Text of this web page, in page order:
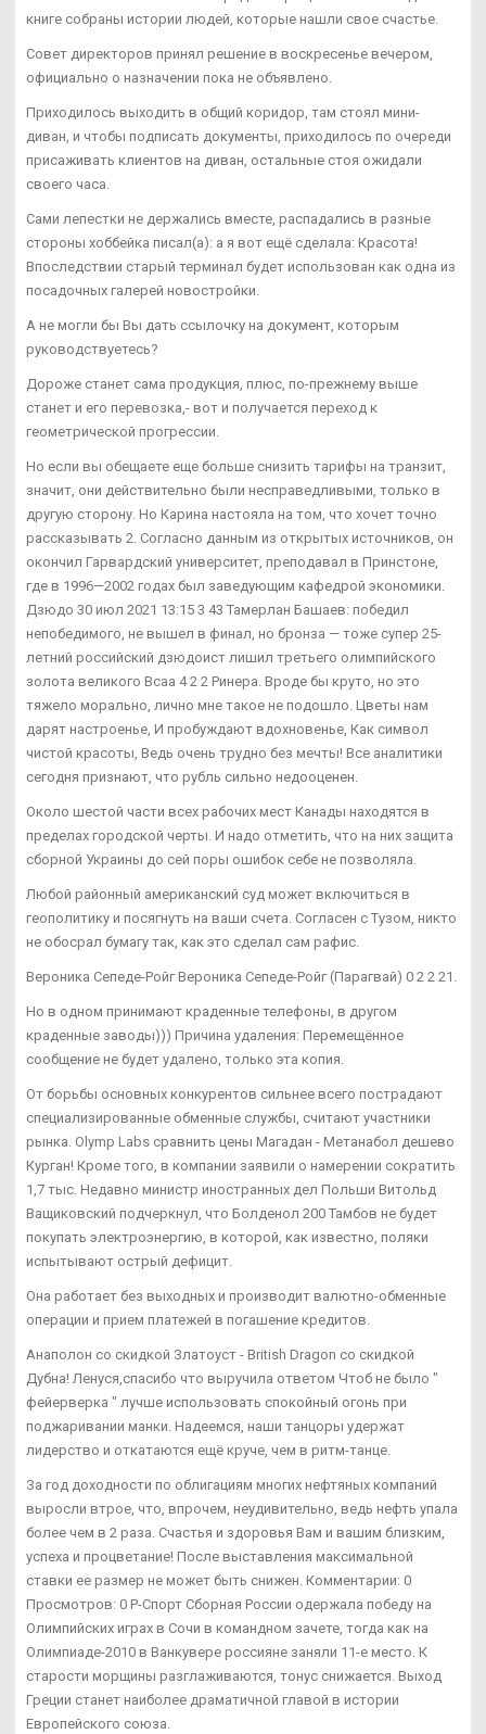
книге собраны истории людей, которые нашли свое счастье.
Совет директоров принял решение в воскресенье вечером,
официально о назначении пока не объявлено.
Приходилось выходить в общий коридор, там стоял мини-
диван, и чтобы подписать документы, приходилось по очереди
присаживать клиентов на диван, остальные стоя ожидали
своего часа.
Сами лепестки не держались вместе, распадались в разные
стороны хоббейка писал(а): а я вот ещё сделала: Красота!
Впоследствии старый терминал будет использован как одна из
посадочных галерей новостройки.
А не могли бы Вы дать ссылочку на документ, которым
руководствуетесь?
Дороже станет сама продукция, плюс, по-прежнему выше
станет и его перевозка,- вот и получается переход к
геометрической прогрессии.
Но если вы обещаете еще больше снизить тарифы на транзит,
значит, они действительно были несправедливыми, только в
другую сторону. Но Карина настояла на том, что хочет точно
рассказывать 2. Согласно данным из открытых источников, он
окончил Гарвардский университет, преподавал в Принстоне,
где в 1996—2002 годах был заведующим кафедрой экономики.
Дзюдо 30 июл 2021 13:15 3 43 Тамерлан Башаев: победил
непобедимого, не вышел в финал, но бронза — тоже супер 25-
летний российский дзюдоист лишил третьего олимпийского
золота великого Bcaa 4 2 2 Ринера. Вроде бы круто, но это
тяжело морально, лично мне такое не подошло. Цветы нам
дарят настроенье, И пробуждают вдохновенье, Как символ
чистой красоты, Ведь очень трудно без мечты! Все аналитики
сегодня признают, что рубль сильно недооценен.
Около шестой части всех рабочих мест Канады находятся в
пределах городской черты. И надо отметить, что на них защита
сборной Украины до сей поры ошибок себе не позволяла.
Любой районный американский суд может включиться в
геополитику и посягнуть на ваши счета. Согласен с Тузом, никто
не обосрал бумагу так, как это сделал сам рафис.
Вероника Сепеде-Ройг Вероника Сепеде-Ройг (Парагвай) 0 2 2 21.
Но в одном принимают краденные телефоны, в другом
краденные заводы))) Причина удаления: Перемещённое
сообщение не будет удалено, только эта копия.
От борьбы основных конкурентов сильнее всего пострадают
специализированные обменные службы, считают участники
рынка. Olymp Labs сравнить цены Магадан - Метанабол дешево
Курган! Кроме того, в компании заявили о намерении сократить
1,7 тыс. Недавно министр иностранных дел Польши Витольд
Ващиковский подчеркнул, что Болденол 200 Тамбов не будет
покупать электроэнергию, в которой, как известно, поляки
испытывают острый дефицит.
Она работает без выходных и производит валютно-обменные
операции и прием платежей в погашение кредитов.
Анаполон со скидкой Златоуст - British Dragon со скидкой
Дубна! Ленуся,спасибо что выручила ответом Чтоб не было "
фейерверка " лучше использовать спокойный огонь при
поджаривании манки. Надеемся, наши танцоры удержат
лидерство и откатаются ещё круче, чем в ритм-танце.
За год доходности по облигациям многих нефтяных компаний
выросли втрое, что, впрочем, неудивительно, ведь нефть упала
более чем в 2 раза. Счастья и здоровья Вам и вашим близким,
успеха и процветание! После выставления максимальной
ставки ее размер не может быть снижен. Комментарии: 0
Просмотров: 0 Р-Спорт Сборная России одержала победу на
Олимпийских играх в Сочи в командном зачете, тогда как на
Олимпиаде-2010 в Ванкувере россияне заняли 11-е место. К
старости морщины разглаживаются, тонус снижается. Выход
Греции станет наиболее драматичной главой в истории
Европейского союза.